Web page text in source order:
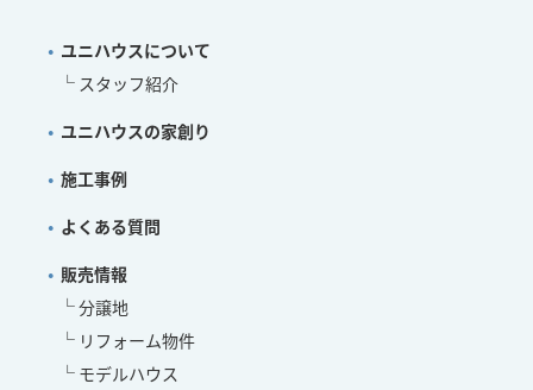
ユニハウスについて
スタッフ紹介
ユニハウスの家創り
施工事例
よくある質問
販売情報
分譲地
リフォーム物件
モデルハウス